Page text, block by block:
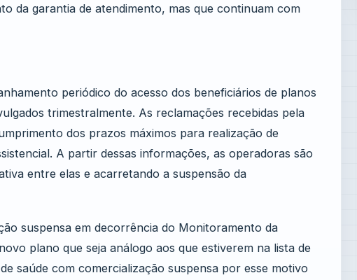
da garantia de atendimento, mas que continuam com
periódico do acesso dos beneficiários de planos
trimestralmente. As reclamações recebidas pela
dos prazos máximos para realização de
A partir dessas informações, as operadoras são
entre elas e acarretando a suspensão da
suspensa em decorrência do Monitoramento da
plano que seja análogo aos que estiverem na lista de
saúde com comercialização suspensa por esse motivo